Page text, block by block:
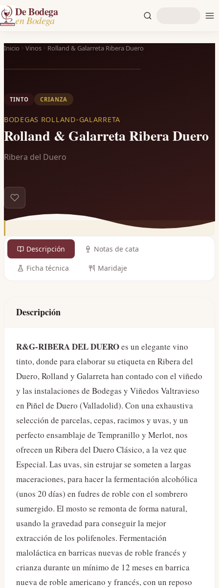
De Bodega
en Bodega
Inicio Vinos Rolland & Galarreta Ribera Duero
TINTO CRIANZA
BODEGAS ROLLAND-GALARRETA
Rolland & Galarreta Ribera Duero
Ribera del Duero
Descripción Notas de cata
Ficha técnica Maridaje
Descripción
R&G-RIBERA DEL DUEROes un elegante vino
tinto, donde para elaborar su etiqueta en Ribera del
Duero, Rolland y Galarreta han contado con el viñedo
y las instalaciones de Bodegas y Viñedos Valtravieso
en Piñel de Duero (Valladolid). Con una exhaustiva
selección de parcelas, cepas, racimos y uvas, y un
perfecto ensamblaje de Tempranillo y Merlot, nos
ofrecen un Ribera del Duero Clásico, a la vez que
Especial. Las uvas, sin estrujar se someten a largas
maceraciones, para hacer la fermentación alcohólica
(unos 20 días) en fudres de roble con el sombrero
sumergido. El mosto se remonta de forma natural,
usando la gravedad para conseguir la mejor
extracción de los polifenoles. Fermentación
maloláctica en barricas nuevas de roble francés y
crianza durante un mínimo de 12 meses en barrica
nueva de roble americano y francés, con un reposo